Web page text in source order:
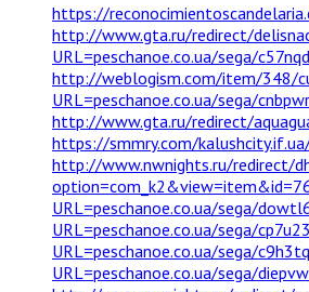
https://
http://www.gta.ru/redirect/
URL=peschanoe.co.ua/sega/
http://weblogism.com/item/348/
URL=peschanoe.co.ua/sega/
http://www.gta.ru/redirect/
https://smmry.com/
http://www.nwnights.ru/redirect/
URL=peschanoe.co.ua/sega/
URL=peschanoe.co.ua/sega/
URL=peschanoe.co.ua/sega/
URL=peschanoe.co.ua/sega/